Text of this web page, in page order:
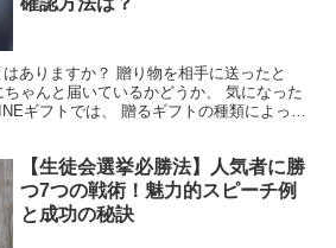
ありますか？ 贈り物を相手に送ったと
ゃんと届いているかどうか、 気になった
ギフトでは、 贈るギフトの種類によっ
【生徒会選挙必勝法】人気者に勝
つ7つの戦術！魅力的スピーチ例
と成功の秘訣